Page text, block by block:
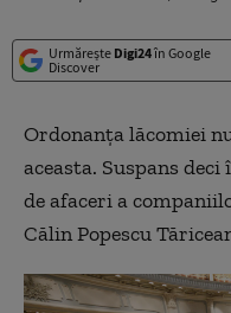
Urmărește Digi24în Google
Discover
Ordonanța lăcomiei
aceasta. Suspans
de afaceri a
Călin Popescu